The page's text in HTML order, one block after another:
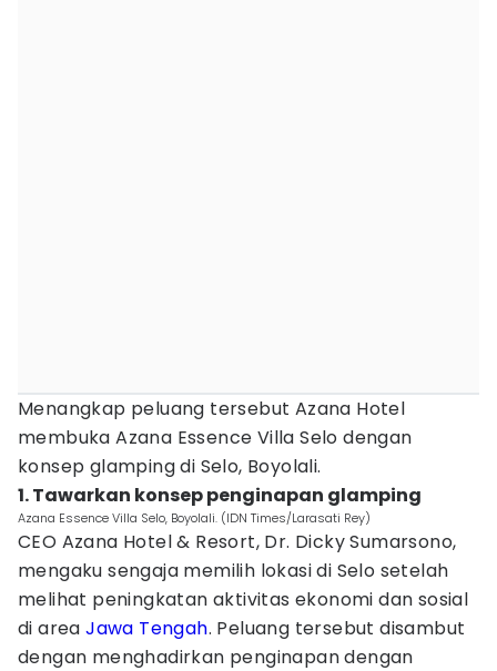
Menangkap peluang tersebut Azana Hotel
membuka Azana Essence Villa Selo dengan
konsep glamping di Selo, Boyolali.
1. Tawarkan konsep penginapan glamping
Azana Essence Villa Selo, Boyolali. (IDN Times/Larasati Rey)
CEO Azana Hotel & Resort, Dr. Dicky Sumarsono,
mengaku sengaja memilih lokasi di Selo setelah
melihat peningkatan aktivitas ekonomi dan sosial
di areaJawa Tengah. Peluang tersebut disambut
dengan menghadirkan penginapan dengan